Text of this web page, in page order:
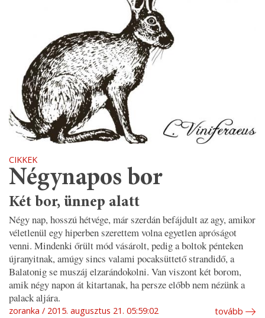
CIKKEK
Négynapos bor
Két bor, ünnep alatt
Négy nap, hosszú hétvége, már szerdán befájdult az agy, amikor
véletlenül egy hiperben szerettem volna egyetlen apróságot
venni. Mindenki őrült mód vásárolt, pedig a boltok pénteken
újranyitnak, amúgy sincs valami pocaksüttető strandidő, a
Balatonig se muszáj elzarándokolni. Van viszont két borom,
amik négy napon át kitartanak, ha persze előbb nem nézünk a
palack aljára.
zoranka 2015. augusztus 21. 05:59:02 tovább